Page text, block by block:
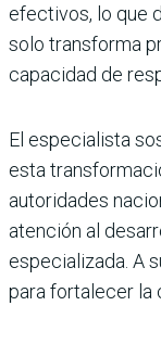
efectivos, lo que
solo transforma
capacidad de
El especialista
esta
autoridades
atención al
especializada. A
para fortalecer la